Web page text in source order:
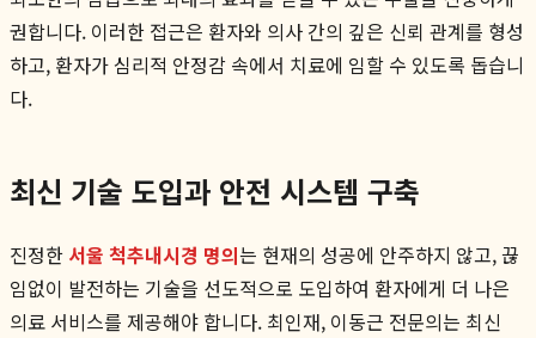
권합니다. 이러한 접근은 환자와 의사 간의 깊은 신뢰 관계를 형성
하고, 환자가 심리적 안정감 속에서 치료에 임할 수 있도록 돕습니
다.
최신 기술 도입과 안전 시스템 구축
진정한 서울 척추내시경 명의는 현재의 성공에 안주하지 않고, 끊
임없이 발전하는 기술을 선도적으로 도입하여 환자에게 더 나은
의료 서비스를 제공해야 합니다. 최인재, 이동근 전문의는 최신